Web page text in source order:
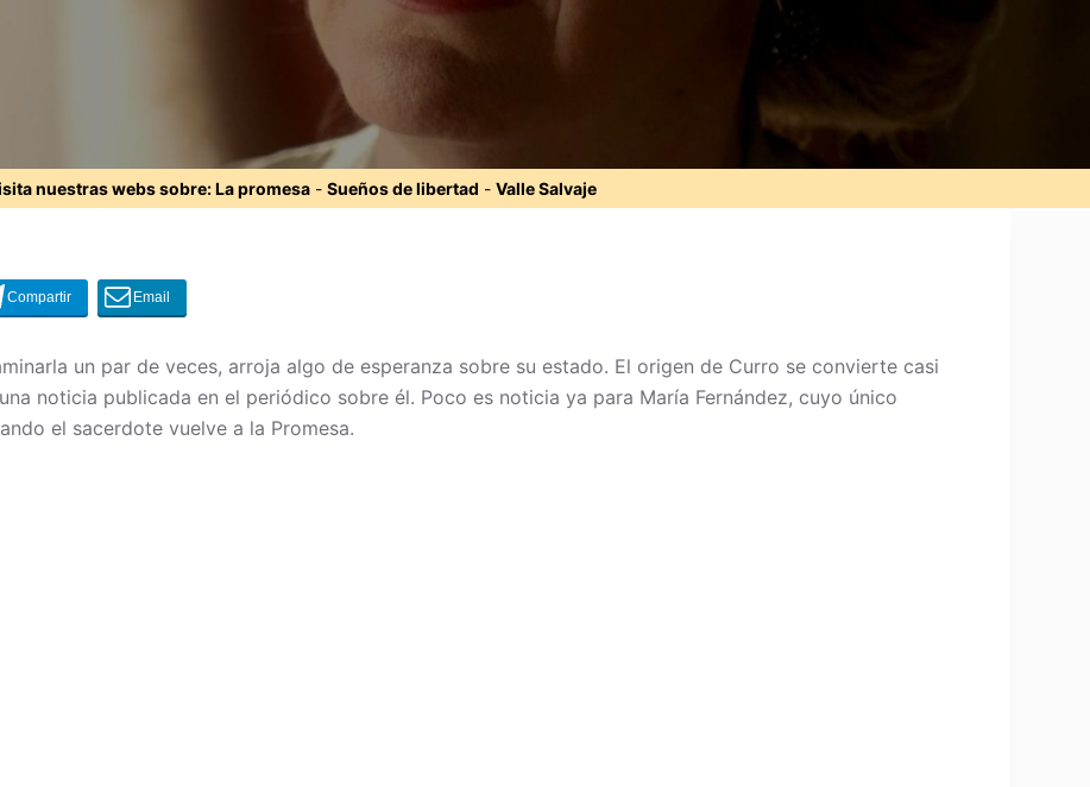
nuestras webs sobre:La promesa - Sueños de libertad - Valle Salvaje
un par de veces, arroja algo de esperanza sobre su estado. El origen de Curro se convierte casi
noticia publicada en el periódico sobre él. Poco es noticia ya para María Fernández, cuyo único
el sacerdote vuelve a la Promesa.